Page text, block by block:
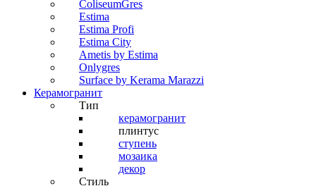
ColiseumGres
Estima
Estima Profi
Estima City
Ametis by Estima
Onlygres
Surface by Kerama Marazzi
Керамогранит
Тип
керамогранит
плинтус
ступень
мозаика
декор
Стиль